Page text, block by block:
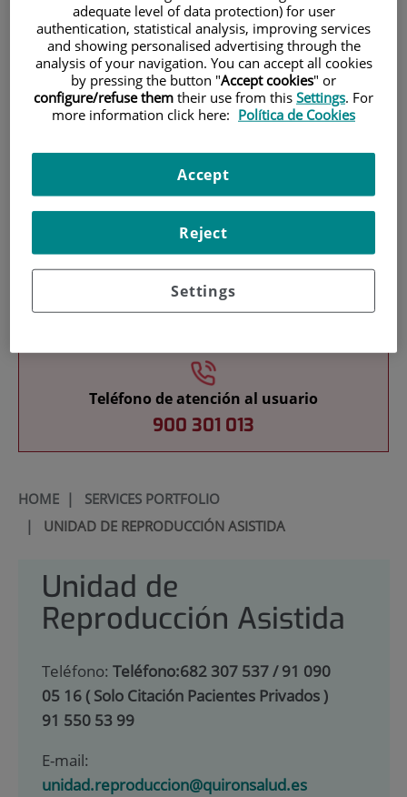
Teléfono de atención al usuario
900 301 013
HOME| SERVICES PORTFOLIO
| UNIDAD DE REPRODUCCIÓN ASISTIDA
Unidad de
Reproducción Asistida
Teléfono: Teléfono:682 307 537 / 91 090
05 16 ( Solo Citación Pacientes Privados )
91 550 53 99
E-mail:
unidad.reproduccion@quironsalud.es
adequate level of data protection) for user
authentication, statistical analysis, improving services
and showing personalised advertising through the
analysis of your navigation. You can accept all cookies
by pressing the button "Accept cookies" or
configure/refuse them their use from this Settings. For
more information click here: Política de Cookies
Settings
Reject
Accept